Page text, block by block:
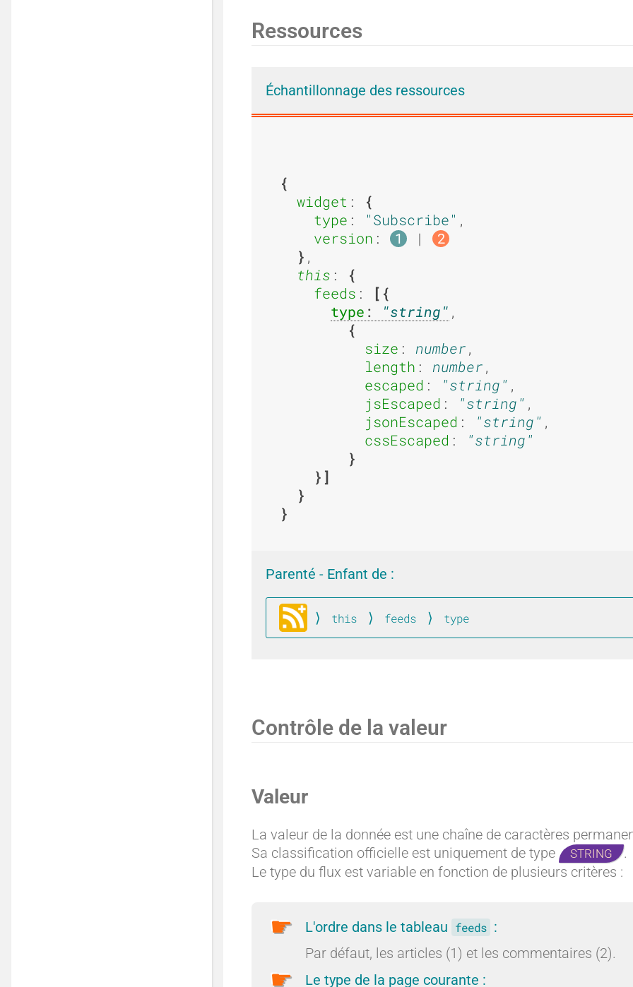
i
d
'
u
s
g
e
O
u
u
s
g
O
u
Ressources
Échantillonnage des ressources
widget :
type : Subscribe
,
version : 1 | 2
,
this :
feeds :
type : string
,
size : number,
length : number,
escaped : string
,
jsEscaped : string
,
jsonEscaped : string
,
cssEscaped : string
Parenté - Enfant de :
Subscribe
this feeds type
Contrôle de la valeur
Valeur
La valeur de la donnée est une chaîne de caractères
Sa classification officielle est uniquement de type
STRING
.
Le type du flux est variable en fonction de plusieurs critères :
L'ordre dans le tableau feeds :
Par défaut, les articles (1) et les commentaires (2).
Le type de la page courante :